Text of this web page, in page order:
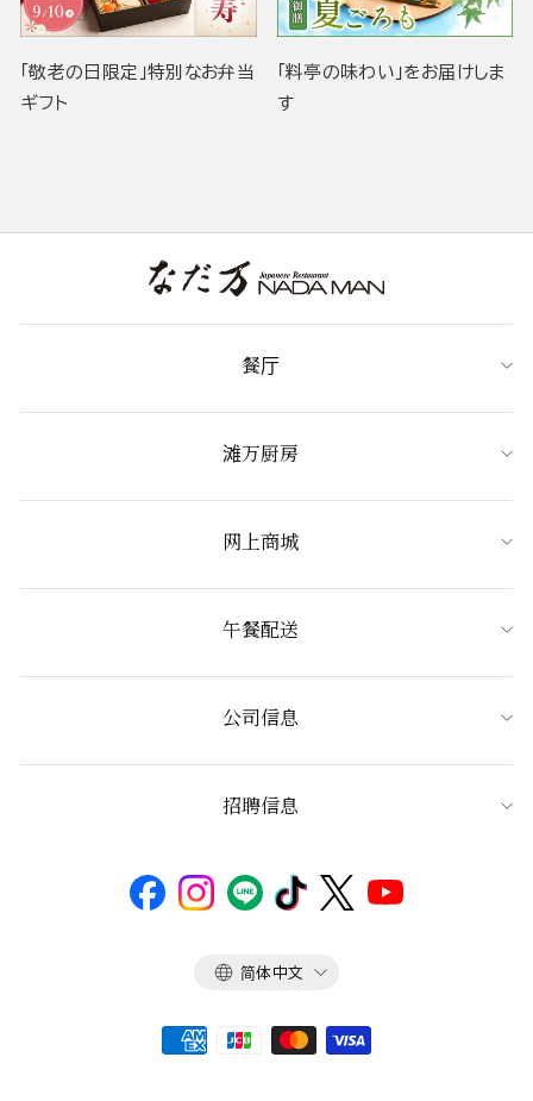
「敬老の日限定」特別なお弁当
ギフト
「料亭の味わい」をお届けしま
す
餐厅
滩万厨房
网上商城
午餐配送
公司信息
招聘信息
语
简体中文